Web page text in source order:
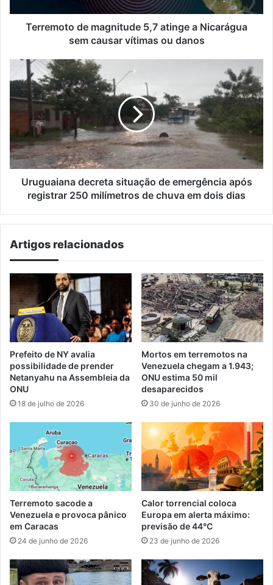
causar
vítimasTerremoto de magnitude 5,7 atinge a Nicarágua
sem causar vítimas ou danos
Uruguaiana
decreta
situação
de
emergência
após
registrar
250
milímetros
chuva
Uruguaiana decreta situação de emergência após
registrar 250 milímetros de chuva em dois dias
Artigos relacionados
Prefeito de NY avalia
possibilidade de prender
Netanyahu na Assembleia da
ONU
18 de julho de 2026
Mortos em terremotos na
Venezuela chegam a 1.943;
ONU estima 50 mil
desaparecidos
30 de junho de 2026
Terremoto sacode a
Venezuela e provoca pânico
em Caracas
24 de junho de 2026
Calor torrencial coloca
Europa em alerta máximo:
previsão de 44°C
23 de junho de 2026